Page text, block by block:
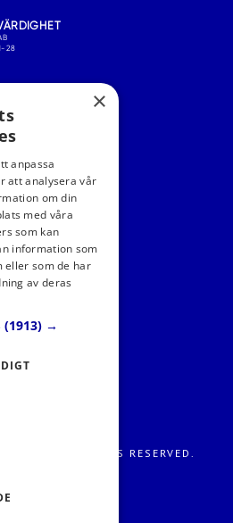
2026. ALL RIGHTS RESERVED.
×
anpassa
att analysera vår
om din
med våra
som kan
information som
eller som de har
av deras
(1913) →